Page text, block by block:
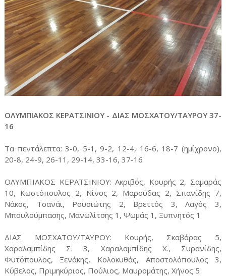
ΟΛΥΜΠΙΑΚΟΣ ΚΕΡΑΤΣΙΝΙΟΥ - ΔΙΑΣ ΜΟΣΧΑΤΟΥ/ΤΑΥΡΟΥ 37-
16
Τα πεντάλεπτα: 3-0, 5-1, 9-2, 12-4, 16-6, 18-7 (ημίχρονο),
20-8, 24-9, 26-11, 29-14, 33-16, 37-16
ΟΛΥΜΠΙΑΚΟΣ ΚΕΡΑΤΣΙΝΙΟΥ: Ακριβός, Κουρής 2, Σαμαράς
10, Κωστόπουλος 2, Νίνος 2, Μαρούδας 2, Σπανίδης 7,
Νάκος, Τσανάι, Ρουσιώτης 2, Βρεττός 3, Λαγός 3,
Μπουλούμπασης, Μανωλίτσης 1, Ψωμάς 1, Ξυπνητός 1
ΔΙΑΣ ΜΟΣΧΑΤΟΥ/ΤΑΥΡΟΥ: Koυρής, Σκαβάρας 5,
Χαραλαμπίδης Σ. 3, Χαραλαμπίδης Χ., Συρανίδης,
Φυτόπουλος, Ξενάκης, Κολοκυθάς, Αποστολόπουλος 3,
Κύβελος, Πριμηκύριος, Πούλιος, Μαυρομάτης, Χήνος 5